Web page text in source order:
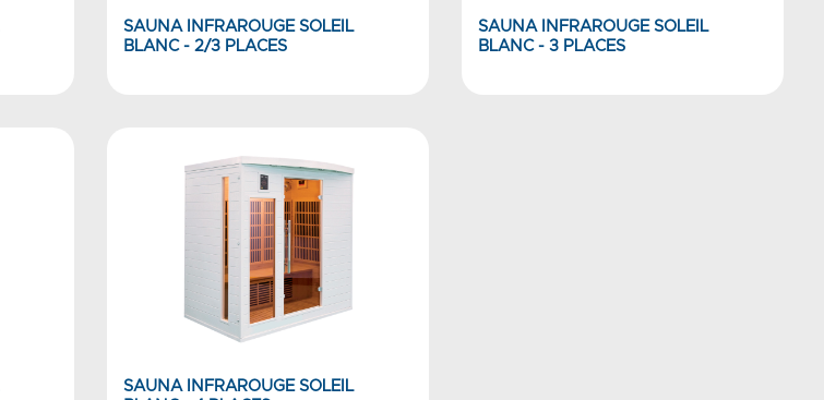
SAUNA INFRAROUGE SOLEIL
BLANC - 2/3 PLACES
SAUNA INFRAROUGE SOLEIL
BLANC - 3 PLACES
SAUNA INFRAROUGE SOLEIL